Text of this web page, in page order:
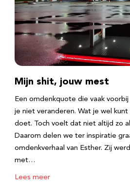
Mijn shit, jouw mest
Een omdenkquote die vaak
je niet veranderen. Wat je wel
doet. Toch voelt dat niet altijd zo
Daarom delen we ter inspiratie
omdenkverhaal van Esther. Zij
met…
Lees meer